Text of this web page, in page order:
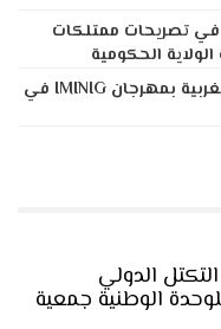
تصريحات ممتلكات
الحكومية
أكادير تحتفي بقرن من الهجرة المغربية بمهرجان IMINIG في
الدولي
الوطنية جمعية